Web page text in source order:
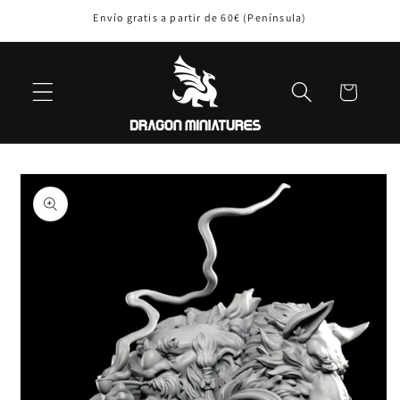
directamente
al contenido
Envío gratis a partir de 60€ (Península)
Carrito
directamente
a la
información